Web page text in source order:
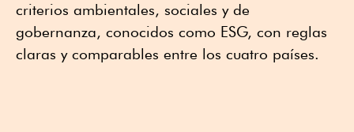
criterios ambientales, sociales y de
gobernanza, conocidos como ESG, con reglas
claras y comparables entre los cuatro países.